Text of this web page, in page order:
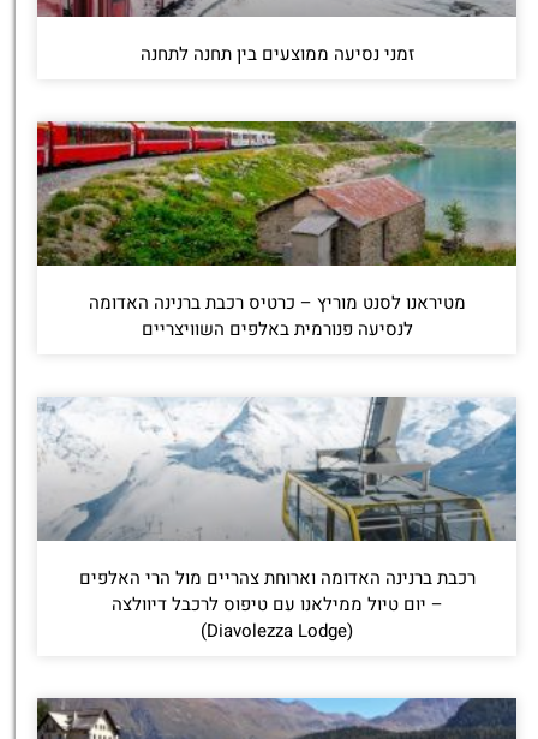
זמני נסיעה ממוצעים בין תחנה לתחנה
מטיראנו לסנט מוריץ – כרטיס רכבת ברנינה האדומה
לנסיעה פנורמית באלפים השוויצריים
רכבת ברנינה האדומה וארוחת צהריים מול הרי האלפים
– יום טיול ממילאנו עם טיפוס לרכבל דיוולצה
(Diavolezza Lodge)